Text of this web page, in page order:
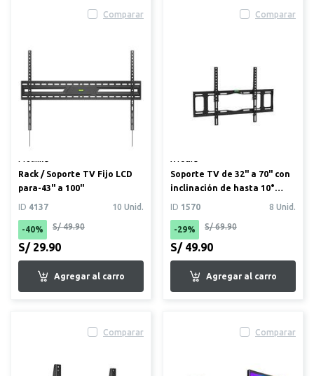
Comparar
Rack / Soporte TV Fijo LCD
para-43" a 100"
ID 4137 10 Unid.
-40% S/ 49.90
S/ 29.90
Comparar
Soporte TV de 32" a 70" con
inclinación de hasta 10°
XTA-375
ID 1570 8 Unid.
-29% S/ 69.90
S/ 49.90
Comparar Comparar